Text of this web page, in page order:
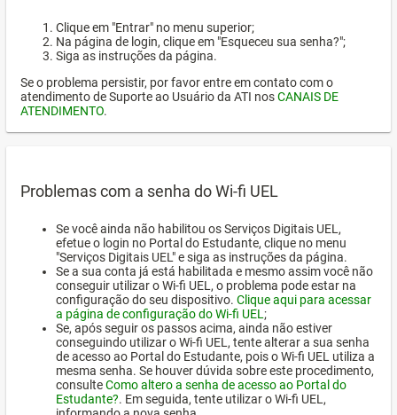
Clique em "Entrar" no menu superior;
Na página de login, clique em "Esqueceu sua senha?";
Siga as instruções da página.
Se o problema persistir, por favor entre em contato com o
atendimento de Suporte ao Usuário da ATI nosCANAIS DE
ATENDIMENTO.
Problemas com a senha do Wi-fi UEL
Se você ainda não habilitou os Serviços Digitais UEL,
efetue o login no Portal do Estudante, clique no menu
"Serviços Digitais UEL" e siga as instruções da página.
Se a sua conta já está habilitada e mesmo assim você não
conseguir utilizar o Wi-fi UEL, o problema pode estar na
configuração do seu dispositivo. Clique aqui para acessar
a página de configuração do Wi-fi UEL ;
Se, após seguir os passos acima, ainda não estiver
conseguindo utilizar o Wi-fi UEL, tente alterar a sua senha
de acesso ao Portal do Estudante, pois o Wi-fi UEL utiliza a
mesma senha. Se houver dúvida sobre este procedimento,
consulteComo altero a senha de acesso ao Portal do
Estudante?. Em seguida, tente utilizar o Wi-fi UEL,